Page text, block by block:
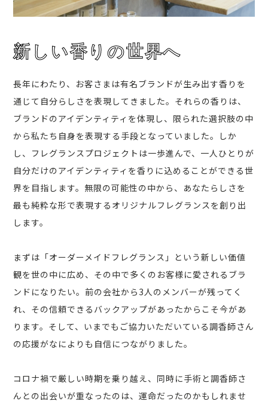
新しい香りの世界へ
長年にわたり、お客さまは有名ブランドが生み出す香りを
通じて自分らしさを表現してきました。それらの香りは、
ブランドのアイデンティティを体現し、限られた選択肢の中
から私たち自身を表現する手段となっていました。しか
し、フレグランスプロジェクトは一歩進んで、一人ひとりが
自分だけのアイデンティティを香りに込めることができる世
界を目指します。無限の可能性の中から、あなたらしさを
最も純粋な形で表現するオリジナルフレグランスを創り出
します。
まずは「オーダーメイドフレグランス」という新しい価値
観を世の中に広め、その中で多くのお客様に愛されるブラ
ンドになりたい。前の会社から3人のメンバーが残ってく
れ、その信頼できるバックアップがあったからこそ今があ
ります。そして、いまでもご協力いただいている調香師さん
の応援がなによりも自信につながりました。
コロナ禍で厳しい時期を乗り越え、同時に手術と調香師さ
んとの出会いが重なったのは、運命だったのかもしれませ